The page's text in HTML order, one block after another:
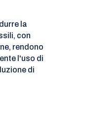
la
con
rendono
l'uso di
di